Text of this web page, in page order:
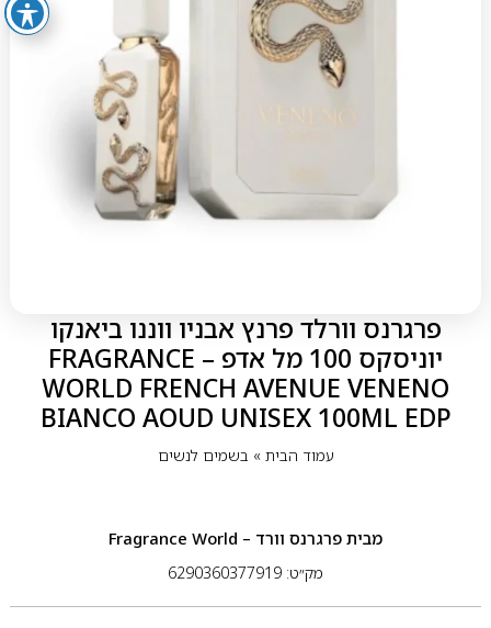
פרגרנס וורלד פרנץ אבניו ווננו ביאנקו
יוניסקס 100 מל אדפ – FRAGRANCE
WORLD FRENCH AVENUE VENENO
BIANCO AOUD UNISEX 100ML EDP
עמוד הבית» בשמים לנשים
מבית פרגרנס וורד – Fragrance World
מק״ט: 6290360377919